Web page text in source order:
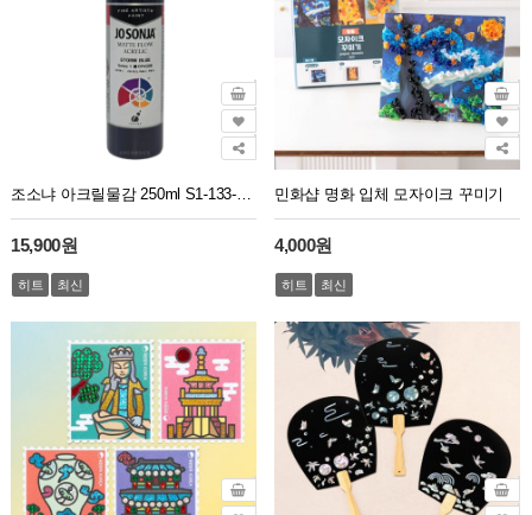
조소냐 아크릴물감 250ml S1-133-Storm Blue 스톰 블루
15,900원
히트 최신
민화샵 명화 입체 모자이크 꾸미기
4,000원
히트 최신